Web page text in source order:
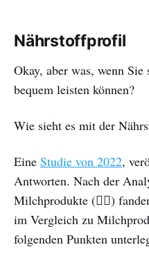
Nährstoffprofil
Okay, aber was, wenn
bequem leisten können?
Wie sieht es mit der
Eine Studie von 2022,
Antworten. Nach der
Milchprodukte (😮‍💨)
im Vergleich zu
folgenden Punkten